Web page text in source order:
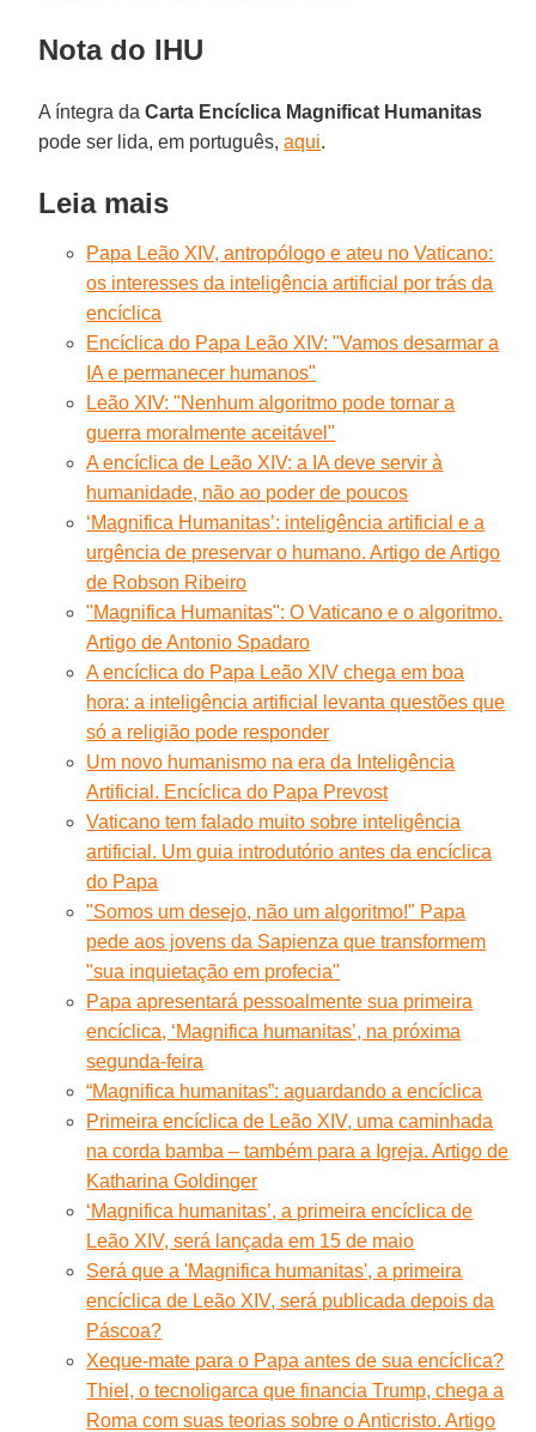
Nota do IHU
A íntegra daCarta Encíclica Magnificat Humanitas
pode ser lida, em português,aqui.
Leia mais
Papa Leão XIV, antropólogo e ateu no Vaticano:
os interesses da inteligência artificial por trás da
encíclica
Encíclica do Papa Leão XIV: "Vamos desarmar a
IA e permanecer humanos"
Leão XIV: "Nenhum algoritmo pode tornar a
guerra moralmente aceitável"
A encíclica de Leão XIV: a IA deve servir à
humanidade, não ao poder de poucos
‘Magnifica Humanitas’: inteligência artificial e a
urgência de preservar o humano. Artigo de Artigo
de Robson Ribeiro
"Magnifica Humanitas": O Vaticano e o algoritmo.
Artigo de Antonio Spadaro
A encíclica do Papa Leão XIV chega em boa
hora: a inteligência artificial levanta questões que
só a religião pode responder
Um novo humanismo na era da Inteligência
Artificial. Encíclica do Papa Prevost
Vaticano tem falado muito sobre inteligência
artificial. Um guia introdutório antes da encíclica
do Papa
"Somos um desejo, não um algoritmo!" Papa
pede aos jovens da Sapienza que transformem
"sua inquietação em profecia"
Papa apresentará pessoalmente sua primeira
encíclica, ‘Magnifica humanitas’, na próxima
segunda-feira
“Magnifica humanitas”: aguardando a encíclica
Primeira encíclica de Leão XIV, uma caminhada
na corda bamba – também para a Igreja. Artigo de
Katharina Goldinger
‘Magnifica humanitas’, a primeira encíclica de
Leão XIV, será lançada em 15 de maio
Será que a 'Magnifica humanitas', a primeira
encíclica de Leão XIV, será publicada depois da
Páscoa?
Xeque-mate para o Papa antes de sua encíclica?
Thiel, o tecnoligarca que financia Trump, chega a
Roma com suas teorias sobre o Anticristo. Artigo